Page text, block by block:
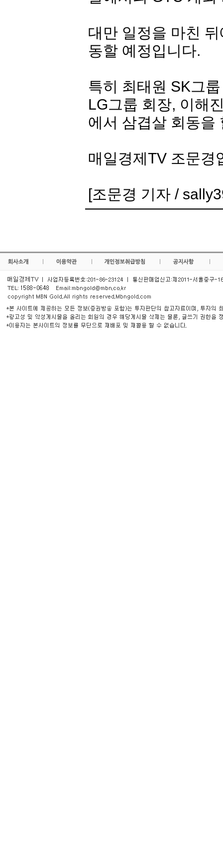
대만 일정을 마친
동할 예정입니다.
특히 최태원 SK그
LG그룹 회장, 이해
에서 삼겹살 회동을
매일경제TV 조문경
[조문경 기자 /